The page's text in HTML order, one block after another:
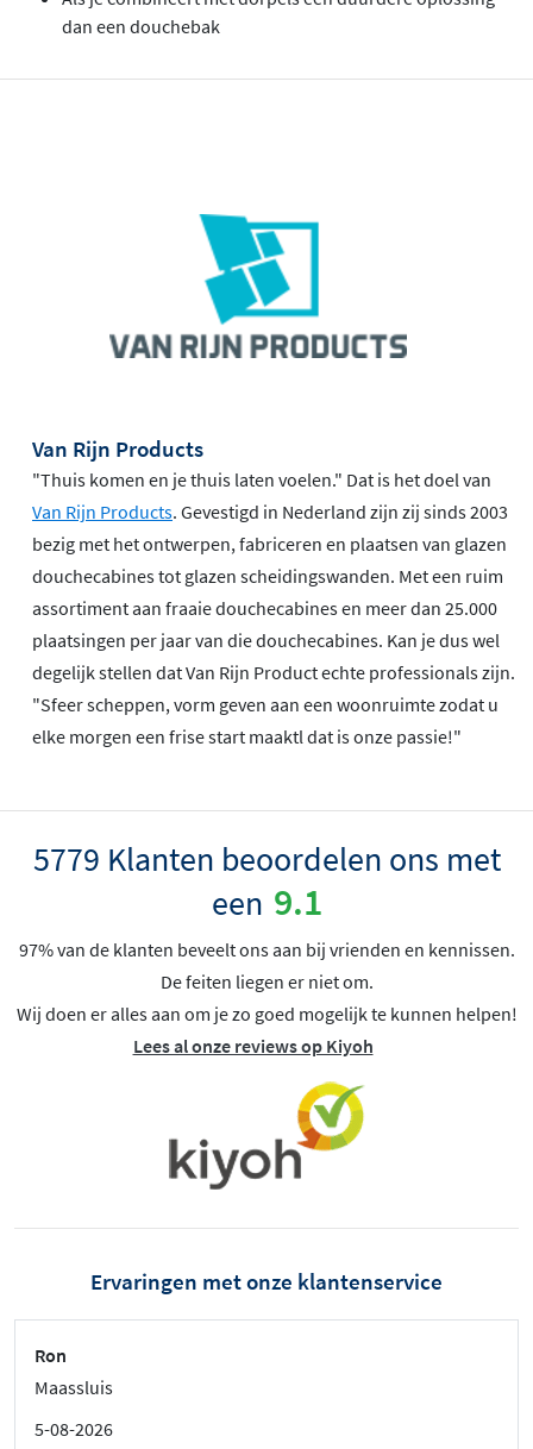
dan een douchebak
Van Rijn Products
"Thuis komen en je thuis laten voelen." Dat is het doel van
Van Rijn Products. Gevestigd in Nederland zijn zij sinds 2003
bezig met het ontwerpen, fabriceren en plaatsen van glazen
douchecabines tot glazen scheidingswanden. Met een ruim
assortiment aan fraaie douchecabines en meer dan 25.000
plaatsingen per jaar van die douchecabines. Kan je dus wel
degelijk stellen dat Van Rijn Product echte professionals zijn.
"Sfeer scheppen, vorm geven aan een woonruimte zodat u
elke morgen een frise start maaktl dat is onze passie!"
5779 Klanten beoordelen ons met
een 9.1
97% van de klanten beveelt ons aan bij vrienden en kennissen.
De feiten liegen er niet om.
Wij doen er alles aan om je zo goed mogelijk te kunnen helpen!
Lees al onze reviews op Kiyoh
Ervaringen met onze klantenservice
Ron
Maassluis
5-08-2026